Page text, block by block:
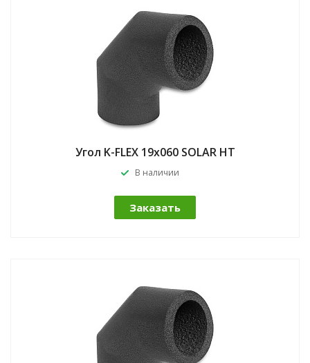
Угол K-FLEX 19x060 SOLAR HT
В наличии
Заказать